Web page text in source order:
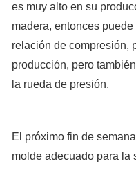
es muy alto en su
madera, entonces
relación de compresión,
producción, pero
la rueda de presión.
El próximo fin de
molde adecuado para la